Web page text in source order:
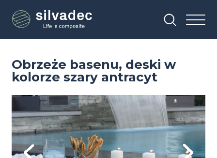
treści
Obrzeże basenu, deski w
kolorze szary antracyt
Previous
Image
Next